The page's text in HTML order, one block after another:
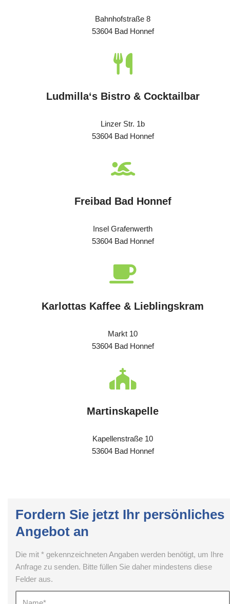
Bahnhofstraße 8
53604 Bad Honnef
Ludmilla‘s Bistro & Cocktailbar
Linzer Str. 1b
53604 Bad Honnef
Freibad Bad Honnef
Insel Grafenwerth
53604 Bad Honnef
Karlottas Kaffee & Lieblingskram
Markt 10
53604 Bad Honnef
Martinskapelle
Kapellenstraße 10
53604 Bad Honnef
Fordern Sie jetzt Ihr persönliches
Angebot an
Die mit * gekennzeichneten Angaben werden benötigt, um Ihre
Anfrage zu senden. Bitte füllen Sie daher mindestens diese
Felder aus.